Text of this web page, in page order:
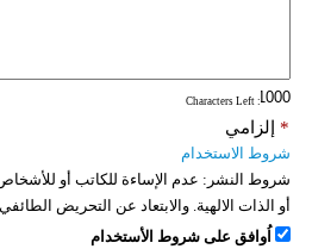
: Characters Left
إلزامي *
شروط الاستخدام
شروط النشر: عدم الإساءة للكاتب أو
أو الذات الالهية. والابتعاد عن التحريض
اُوافق على شروط الأستخدام